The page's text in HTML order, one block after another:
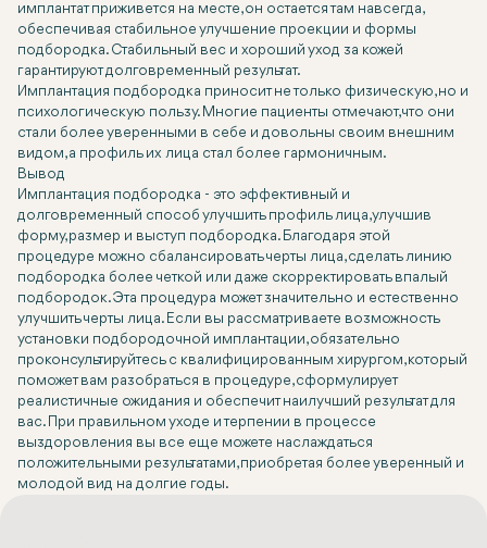
имплантат приживется на месте, он остается там навсегда,
обеспечивая стабильное улучшение проекции и формы
подбородка. Стабильный вес и хороший уход за кожей
гарантируют долговременный результат.
Имплантация подбородка приносит не только физическую, но и
психологическую пользу. Многие пациенты отмечают, что они
стали более уверенными в себе и довольны своим внешним
видом, а профиль их лица стал более гармоничным.
Вывод
Имплантация подбородка - это эффективный и
долговременный способ улучшить профиль лица, улучшив
форму, размер и выступ подбородка. Благодаря этой
процедуре можно сбалансировать черты лица, сделать линию
подбородка более четкой или даже скорректировать впалый
подбородок. Эта процедура может значительно и естественно
улучшить черты лица. Если вы рассматриваете возможность
установки подбородочной имплантации, обязательно
проконсультируйтесь с квалифицированным хирургом, который
поможет вам разобраться в процедуре, сформулирует
реалистичные ожидания и обеспечит наилучший результат для
вас. При правильном уходе и терпении в процессе
выздоровления вы все еще можете наслаждаться
положительными результатами, приобретая более уверенный и
молодой вид на долгие годы.